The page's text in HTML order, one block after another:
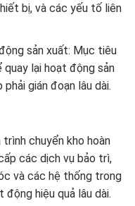
bị, và các yếu tố liên
sản xuất: Mục tiêu
quay lại hoạt động sản
gián đoạn lâu dài.
trình chuyển kho hoàn
các dịch vụ bảo trì,
và các hệ thống trong
hiệu quả lâu dài.